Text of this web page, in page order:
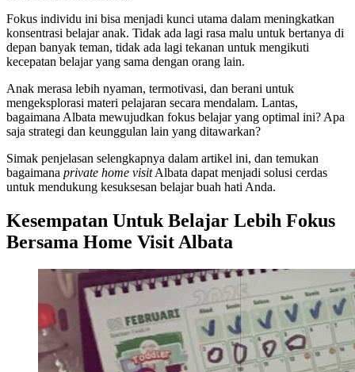
Fokus individu ini bisa menjadi kunci utama dalam meningkatkan
konsentrasi belajar anak. Tidak ada lagi rasa malu untuk bertanya di
depan banyak teman, tidak ada lagi tekanan untuk mengikuti
kecepatan belajar yang sama dengan orang lain.
Anak merasa lebih nyaman, termotivasi, dan berani untuk
mengeksplorasi materi pelajaran secara mendalam. Lantas,
bagaimana Albata mewujudkan fokus belajar yang optimal ini? Apa
saja strategi dan keunggulan lain yang ditawarkan?
Simak penjelasan selengkapnya dalam artikel ini, dan temukan
bagaimana private home visitAlbata dapat menjadi solusi cerdas
untuk mendukung kesuksesan belajar buah hati Anda.
Kesempatan Untuk Belajar Lebih Fokus
Bersama Home Visit Albata